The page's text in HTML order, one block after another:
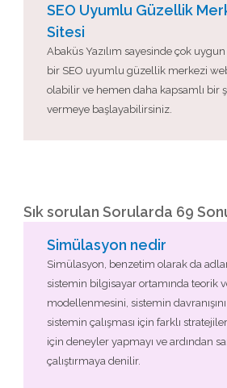
SEO Uyumlu Güzellik
Sitesi
Abaküs Yazılım sayesinde çok
bir SEO uyumlu güzellik merkezi
olabilir ve hemen daha kapsamlı bir
vermeye başlayabilirsiniz.
Sık sorulan Sorularda 69
Simülasyon nedir
Simülasyon, benzetim olarak da
sistemin bilgisayar ortamında teorik
modellenmesini, sistemin
sistemin çalışması için farklı
için deneyler yapmayı ve ardından
çalıştırmaya denilir.